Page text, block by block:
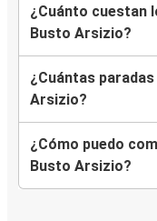
¿Cuánto cuestan
Busto Arsizio?
¿Cuántas
Arsizio?
¿Cómo puedo
Busto Arsizio?